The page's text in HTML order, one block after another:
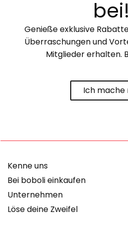
bei!
Genieße exklusive
Überraschungen und
Mitglieder erhalten.
Ich mache
Kenne uns
Bei boboli einkaufen
Unternehmen
Löse deine Zweifel